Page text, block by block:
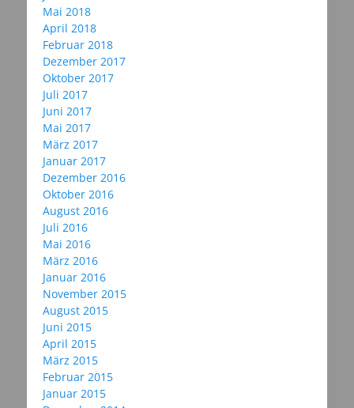
Mai 2018
April 2018
Februar 2018
Dezember 2017
Oktober 2017
Juli 2017
Juni 2017
Mai 2017
März 2017
Januar 2017
Dezember 2016
Oktober 2016
August 2016
Juli 2016
Mai 2016
März 2016
Januar 2016
November 2015
August 2015
Juni 2015
April 2015
März 2015
Februar 2015
Januar 2015